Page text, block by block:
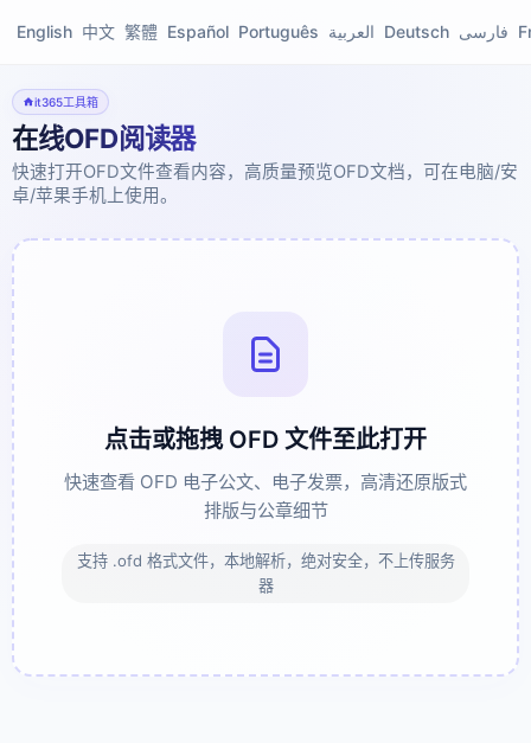
English 中文 繁體 Español Português العربية Deutsch فارسی
it365工具箱
在线OFD阅读器
快速打开OFD文件查看内容，高质量预览OFD文档，可在电脑/安
卓/苹果手机上使用。
点击或拖拽 OFD 文件至此打开
快速查看 OFD 电子公文、电子发票，高清还原版式
排版与公章细节
支持 .ofd 格式文件，本地解析，绝对安全，不上传服务
器